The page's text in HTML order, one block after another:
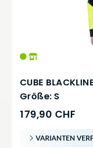
CUBE
Größe: S
179,90 CHF
VARIANTEN